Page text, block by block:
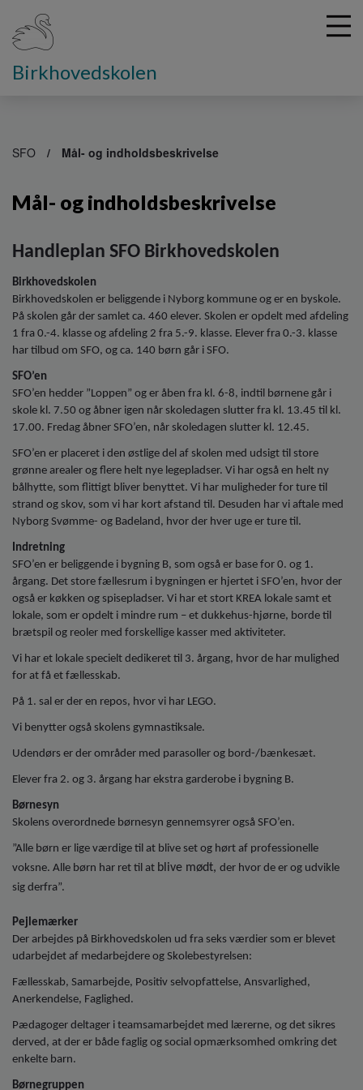
Birkhovedskolen
SFO Mål- og indholdsbeskrivelse
Mål- og indholdsbeskrivelse
Handleplan SFO Birkhovedskolen
Birkhovedskolen
Birkhovedskolen er beliggende i Nyborg kommune og er en byskole.
På skolen går der samlet ca. 460 elever. Skolen er opdelt med afdeling
1 fra 0.-4. klasse og afdeling 2 fra 5.-9. klasse. Elever fra 0.-3. klasse
har tilbud om SFO, og ca. 140 børn går i SFO.
SFO’en
SFO’en hedder ”Loppen” og er åben fra kl. 6-8, indtil børnene går i
skole kl. 7.50 og åbner igen når skoledagen slutter fra kl. 13.45 til kl.
17.00. Fredag åbner SFO’en, når skoledagen slutter kl. 12.45.
SFO’en er placeret i den østlige del af skolen med udsigt til store
grønne arealer og flere helt nye legepladser. Vi har også en helt ny
bålhytte, som flittigt bliver benyttet. Vi har muligheder for ture til
strand og skov, som vi har kort afstand til. Desuden har vi aftale med
Nyborg Svømme- og Badeland, hvor der hver uge er ture til.
Indretning
SFO’en er beliggende i bygning B, som også er base for 0. og 1.
årgang. Det store fællesrum i bygningen er hjertet i SFO’en, hvor der
også er køkken og spisepladser. Vi har et stort KREA lokale samt et
lokale, som er opdelt i mindre rum – et dukkehus-hjørne, borde til
brætspil og reoler med forskellige kasser med aktiviteter.
Vi har et lokale specielt dedikeret til 3. årgang, hvor de har mulighed
for at få et fællesskab.
På 1. sal er der en repos, hvor vi har LEGO.
Vi benytter også skolens gymnastiksale.
Udendørs er der områder med parasoller og bord-/bænkesæt.
Elever fra 2. og 3. årgang har ekstra garderobe i bygning B.
Børnesyn
Skolens overordnede børnesyn gennemsyrer også SFO’en.
”Alle børn er lige værdige til at blive set og hørt af professionelle
voksne. Alle børn har ret til at blive mødt, der hvor de er og udvikle
sig derfra”.
Pejlemærker
Der arbejdes på Birkhovedskolen ud fra seks værdier som er blevet
udarbejdet af medarbejdere og Skolebestyrelsen:
Fællesskab, Samarbejde, Positiv selvopfattelse, Ansvarlighed,
Anerkendelse, Faglighed.
Pædagoger deltager i teamsamarbejdet med lærerne, og det sikres
derved, at der er både faglig og social opmærksomhed omkring det
enkelte barn.
Børnegruppen